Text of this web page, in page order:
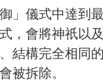
」儀式中達到
，會將神祇以
結構完全相同
被拆除。